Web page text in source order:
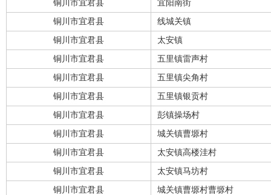
铜川市宜君县 宜阳南街
铜川市宜君县 线城关镇
铜川市宜君县 太安镇
铜川市宜君县 五里镇雷声村
铜川市宜君县 五里镇尖角村
铜川市宜君县 五里镇银贡村
铜川市宜君县 彭镇操场村
铜川市宜君县 城关镇曹塬村
铜川市宜君县 太安镇高楼洼村
铜川市宜君县 太安镇马坊村
铜川市宜君县 城关镇曹塬村曹塬村